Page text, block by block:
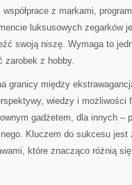
z markami,
luksusowych zegarków
swoją niszę. Wymaga to
zarobek z hobby.
granicy między
wiedzy i możliwości
gadżetem, dla innych –
Kluczem do sukcesu jest
które znacząco różnią